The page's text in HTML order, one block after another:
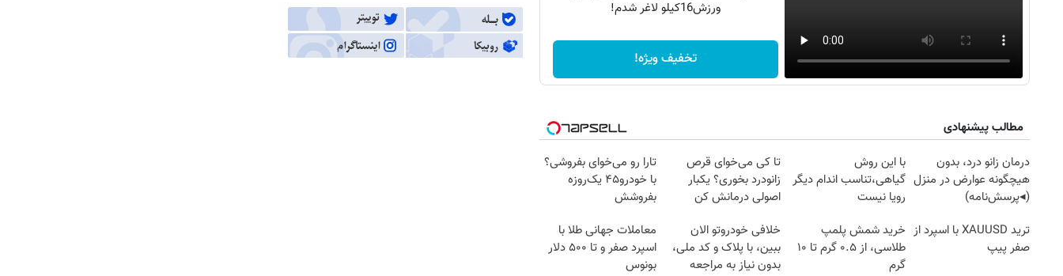
ورزش16کیلو لاغر شدم!
تخفیف ویژه!
مطالب پیشنهادی
درمان زانو درد، بدون
هیچگونه عوارض در منزل
(◂پرسش‌نامه)
با این روش
گیاهی،تناسب اندام دیگر
رویا نیست
تا کی می‌خوای قرص
زانودرد بخوری؟ یکبار
اصولی درمانش کن
تارا رو می‌خوای بفروشی؟
با خودرو۴۵ یک‌روزه
بفروشش
ترید XAUUSD با اسپرد از
صفر پیپ
خرید شمش پلمپ
طلاسی، از ۰.۵ گرم تا ۱۰
گرم
خلافی خودروتو الان
ببین، با پلاک و کد ملی،
بدون نیاز به مراجعه
معاملات جهانی طلا با
اسپرد صفر و تا ۵۰۰ دلار
بونوس